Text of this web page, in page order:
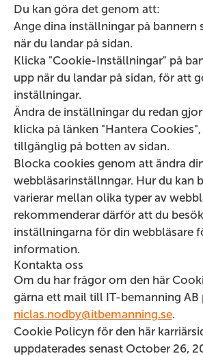
Du kan göra det genom att:
Ange dina inställningar på bannern
när du landar på sidan.
Klicka "Cookie-Inställningar" på
upp när du landar på sidan, för att
inställningar.
Ändra de inställningar du redan
klicka på länken "Hantera
tillgänglig på botten av sidan.
Blocka cookies genom att ändra
webbläsarinställnngar. Hur du kan
varierar mellan olika typer av
rekommenderar därför att du
inställningarna för din webbläsare
information.
Kontakta oss
Om du har frågor om den här
gärna ett mail till IT-bemanning AB
niclas.nodby@itbemanning.se.
Cookie Policyn för den här
uppdaterades senast October 26,